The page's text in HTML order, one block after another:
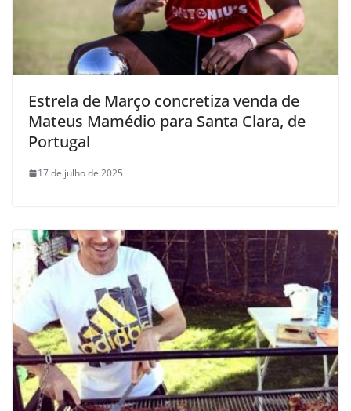
Estrela de Março concretiza venda de
Mateus Mamédio para Santa Clara, de
Portugal
17 de julho de 2025